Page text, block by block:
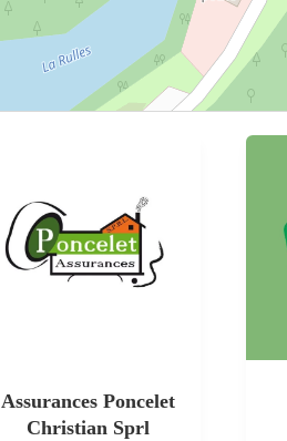
Assurances Poncelet
Christian Sprl